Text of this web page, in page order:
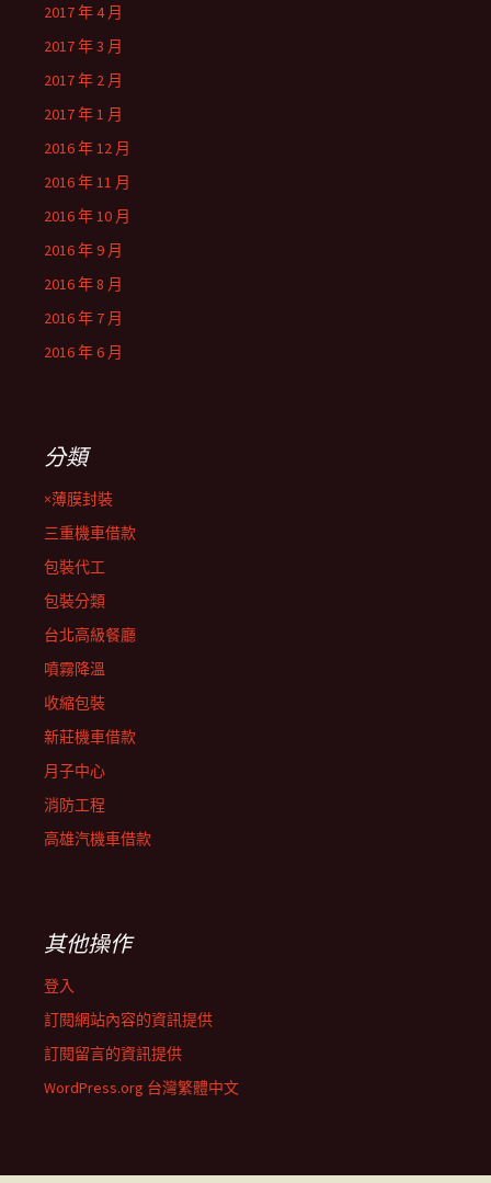
2017 年 4 月
2017 年 3 月
2017 年 2 月
2017 年 1 月
2016 年 12 月
2016 年 11 月
2016 年 10 月
2016 年 9 月
2016 年 8 月
2016 年 7 月
2016 年 6 月
分類
×薄膜封裝
三重機車借款
包裝代工
包裝分類
台北高級餐廳
噴霧降溫
收縮包裝
新莊機車借款
月子中心
消防工程
高雄汽機車借款
其他操作
登入
訂閱網站內容的資訊提供
訂閱留言的資訊提供
WordPress.org 台灣繁體中文